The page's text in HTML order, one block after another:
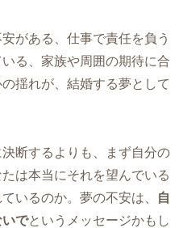
がある、仕事で責任を負う
る、家族や周囲の期待に合
揺れが、結婚する夢として
断するよりも、まず自分の
は本当にそれを望んでいる
いるのか。夢の不安は、
自
でというメッセージかもし